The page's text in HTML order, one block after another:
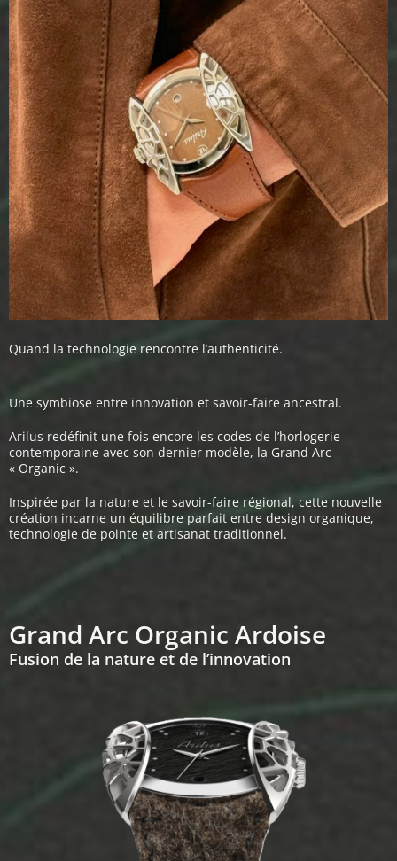
Quand la technologie rencontre l’authenticité.
Une symbiose entre innovation et savoir-faire ancestral.
Arilus redéfinit une fois encore les codes de l’horlogerie
contemporaine avec son dernier modèle, la Grand Arc
« Organic ».
Inspirée par la nature et le savoir-faire régional, cette nouvelle
création incarne un équilibre parfait entre design organique,
technologie de pointe et artisanat traditionnel.
Grand Arc Organic Ardoise
Fusion de la nature et de l’innovation